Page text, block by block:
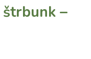
štrbunk –